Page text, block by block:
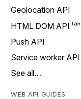
Geolocation API
HTML DOM API
Push API
Service worker API
See all…
WEB API GUIDES